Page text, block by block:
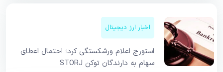
اخبار ارز دیجیتال
استورج اعلام ورشکستگی کرد؛ احتمال اعطای
سهام به دارندگان توکن STORJ